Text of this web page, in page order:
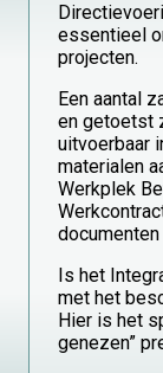
essentieel
projecten.
Een aantal
en getoetst
uitvoerbaar
materialen
Werkplek
Is het
met het
Hier is het
genezen”